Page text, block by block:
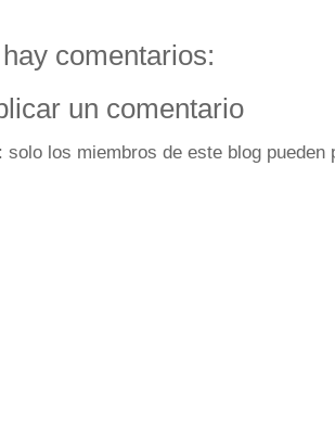
comentarios:
un comentario
solo los miembros de este blog pueden